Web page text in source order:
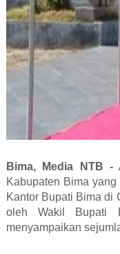
Bima, Media NTB -
Kabupaten Bima
Kantor Bupati Bima di
oleh Wakil Bupati
menyampaikan